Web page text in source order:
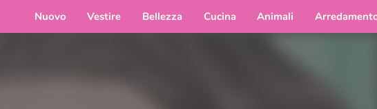
Nuovo Vestire Bellezza Cucina Animali